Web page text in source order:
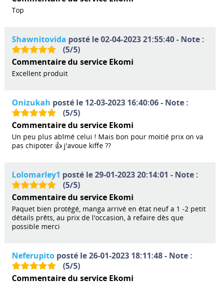
Top
Shawnitovida posté le 02-04-2023 21:55:40 - Note :
(5/5)
Commentaire du service Ekomi
Excellent produit
Onizukah posté le 12-03-2023 16:40:06 - Note :
(5/5)
Commentaire du service Ekomi
Un peu plus abîmé celui ! Mais bon pour moitié prix on va
pas chipoter 👍 j'avoue kiffe ??
Lolomarley1 posté le 29-01-2023 20:14:01 - Note :
(5/5)
Commentaire du service Ekomi
Paquet bien protégé, manga arrivé en état neuf a 1 -2 petit
détails prêts, au prix de l'occasion, à refaire dès que
possible merci
Neferupitoposté le 26-01-2023 18:11:48 - Note :
(5/5)
Commentaire du service Ekomi